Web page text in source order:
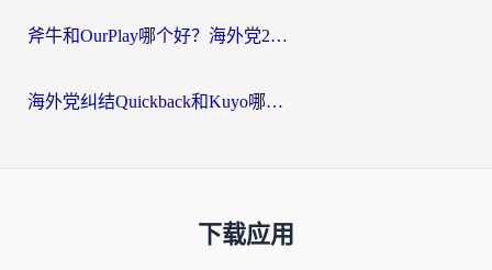
斧牛和OurPlay哪个好？海外党2026亲测：选对加速器，国内资源秒加载
海外党纠结Quickback和Kuyo哪个好？选对回国加速器才能无缝刷国内资源
下载应用